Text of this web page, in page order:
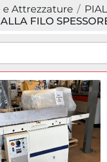
Attrezzature
FILO